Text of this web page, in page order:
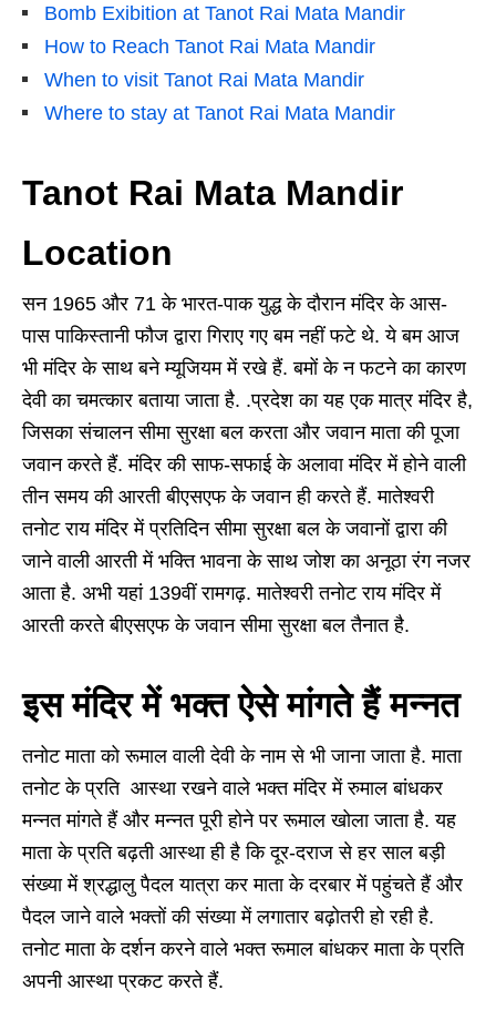
Bomb Exibition at Tanot Rai Mata Mandir
How to Reach Tanot Rai Mata Mandir
When to visit Tanot Rai Mata Mandir
Where to stay at Tanot Rai Mata Mandir
Tanot Rai Mata Mandir
Location
सन 1965 और 71 के भारत-पाक युद्ध के दौरान मंदिर के आस-
पास पाकिस्तानी फौज द्वारा गिराए गए बम नहीं फटे थे. ये बम आज
भी मंदिर के साथ बने म्यूजियम में रखे हैं. बमों के न फटने का कारण
देवी का चमत्कार बताया जाता है. .प्रदेश का यह एक मात्र मंदिर है,
जिसका संचालन सीमा सुरक्षा बल करता और जवान माता की पूजा
जवान करते हैं. मंदिर की साफ-सफाई के अलावा मंदिर में होने वाली
तीन समय की आरती बीएसएफ के जवान ही करते हैं. मातेश्वरी
तनोट राय मंदिर में प्रतिदिन सीमा सुरक्षा बल के जवानों द्वारा की
जाने वाली आरती में भक्ति भावना के साथ जोश का अनूठा रंग नजर
आता है. अभी यहां 139वीं रामगढ़. मातेश्वरी तनोट राय मंदिर में
आरती करते बीएसएफ के जवान सीमा सुरक्षा बल तैनात है.
इस मंदिर में भक्त ऐसे मांगते हैं मन्नत
तनोट माता को रूमाल वाली देवी के नाम से भी जाना जाता है. माता
तनोट के प्रति आस्था रखने वाले भक्त मंदिर में रुमाल बांधकर
मन्नत मांगते हैं और मन्नत पूरी होने पर रूमाल खोला जाता है. यह
माता के प्रति बढ़ती आस्था ही है कि दूर-दराज से हर साल बड़ी
संख्या में श्रद्धालु पैदल यात्रा कर माता के दरबार में पहुंचते हैं और
पैदल जाने वाले भक्तों की संख्या में लगातार बढ़ोतरी हो रही है.
तनोट माता के दर्शन करने वाले भक्त रूमाल बांधकर माता के प्रति
अपनी आस्था प्रकट करते हैं.